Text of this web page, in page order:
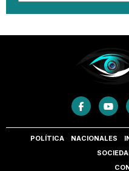
POLÍTICA NACIONALES